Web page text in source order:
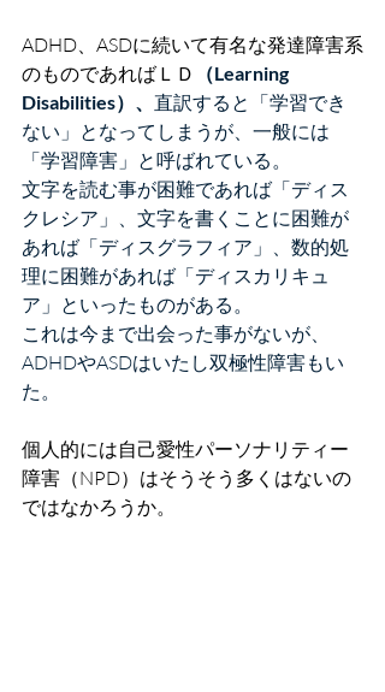
ADHD、ASDに続いて有名な発達障害系
のものであればＬＤ
（Learning
Disabilities）、 直訳すると「学習でき
ない」となってしまうが、一般には
「学習障害」と呼ばれている。
文字を読む事が困難であれば「ディス
クレシア」、文字を書くことに困難が
あれば「ディスグラフィア」、数的処
理に困難があれば「ディスカリキュ
ア」といったものがある。
これは今まで出会った事がないが、
ADHDやASDはいたし双極性障害もい
た。
個人的には自己愛性パーソナリティー
障害（NPD）はそうそう多くはないの
ではなかろうか。